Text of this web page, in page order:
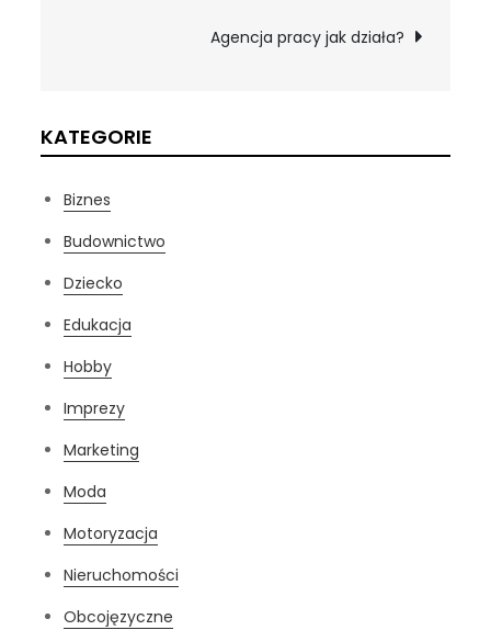
Agencja pracy jak działa?
KATEGORIE
Biznes
Budownictwo
Dziecko
Edukacja
Hobby
Imprezy
Marketing
Moda
Motoryzacja
Nieruchomości
Obcojęzyczne